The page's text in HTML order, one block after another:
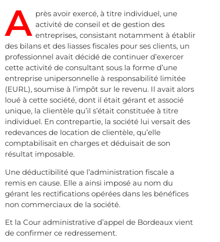
A près avoir exercé, à titre individuel, une
activité de conseil et de gestion des
entreprises, consistant notamment à établir
des bilans et des liasses fiscales pour ses clients, un
professionnel avait décidé de continuer d’exercer
cette activité de consultant sous la forme d’une
entreprise unipersonnelle à responsabilité limitée
(EURL), soumise à l’impôt sur le revenu. Il avait alors
loué à cette société, dont il était gérant et associé
unique, la clientèle qu’il s’était constituée à titre
individuel. En contrepartie, la société lui versait des
redevances de location de clientèle, qu’elle
comptabilisait en charges et déduisait de son
résultat imposable.
Une déductibilité que l’administration fiscale a
remis en cause. Elle a ainsi imposé au nom du
gérant les rectifications opérées dans les bénéfices
non commerciaux de la société.
Et la Cour administrative d’appel de Bordeaux vient
de confirmer ce redressement.